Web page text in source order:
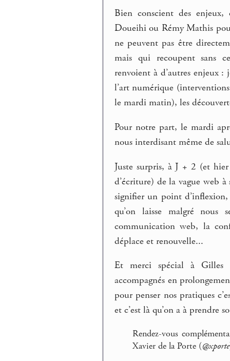
Bien conscient des
Doueihi ou Rémy Mathis
ne peuvent pas être
mais qui recoupent sans
renvoient à d’autres enjeux
l’art numérique
le mardi matin), les
Pour notre part, le mardi
nous interdisant même de
Juste surpris, à J + 2 (et
d’écriture) de la vague web
signifier un point d’inflexion,
qu’on laisse malgré
communication web, la
déplace et renouvelle...
Et merci spécial à Gilles
accompagnés en
pour penser nos pratiques
et c’est là qu’on a à prendre
Rendez-vous
Xavier de la Porte (@xporte